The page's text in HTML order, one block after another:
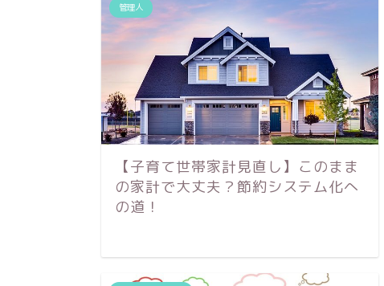
管理人
【子育て世帯家計見直し】このまま
の家計で大丈夫？節約システム化へ
の道！